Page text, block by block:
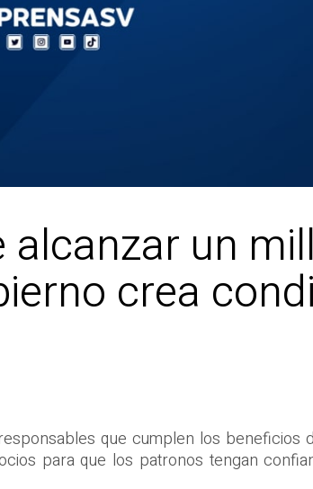
alcanzar un
crea
que cumplen los
para que los patronos tengan